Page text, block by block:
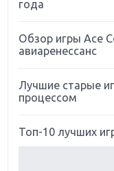
года
Обзор игры Ace
авиаренессанс
Лучшие старые
процессом
Топ-10 лучших